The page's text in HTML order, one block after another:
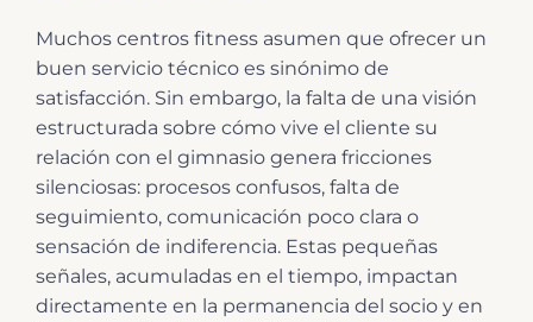
Muchos centros fitness asumen que ofrecer un
buen servicio técnico es sinónimo de
satisfacción. Sin embargo, la falta de una visión
estructurada sobre cómo vive el cliente su
relación con el gimnasio genera fricciones
silenciosas: procesos confusos, falta de
seguimiento, comunicación poco clara o
sensación de indiferencia. Estas pequeñas
señales, acumuladas en el tiempo, impactan
directamente en la permanencia del socio y en